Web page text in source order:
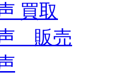
買取
販売